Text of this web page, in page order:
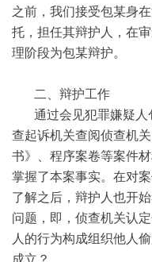
之前，我们接受包某身
托，担任其辩护人，在
理阶段为包某辩护。
二、辩护工作
通过会见犯罪嫌疑人
查起诉机关查阅侦查机
书》、程序案卷等案件
掌握了本案事实。在对
了解之后，辩护人也开
问题，即，侦查机关认
人的行为构成组织他人